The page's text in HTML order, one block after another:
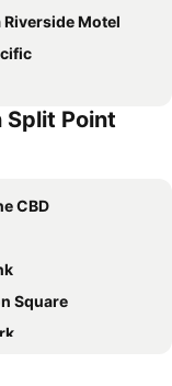
Riverside Motel
Split Point
CBD
Square